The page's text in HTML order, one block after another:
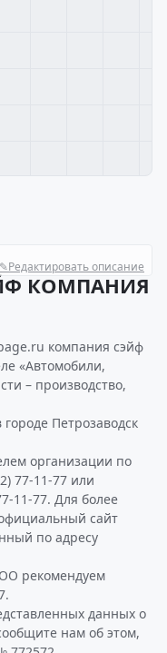
✎Редактировать описание
КОМПАНИЯ
компания сэйф
«Автомобили,
– производство,
Петрозаводск
организации по
77-11-77 или
11-77. Для более
сайт
по адресу
рекомендуем
данных о
нам об этом,